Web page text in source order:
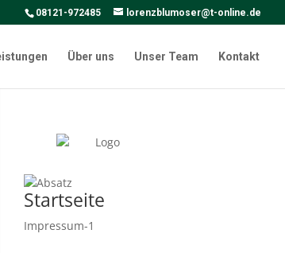
08121-972485 lorenzblumoser@t-online.de
Über uns Unser Team Kontakt
Startseite
Impressum-1